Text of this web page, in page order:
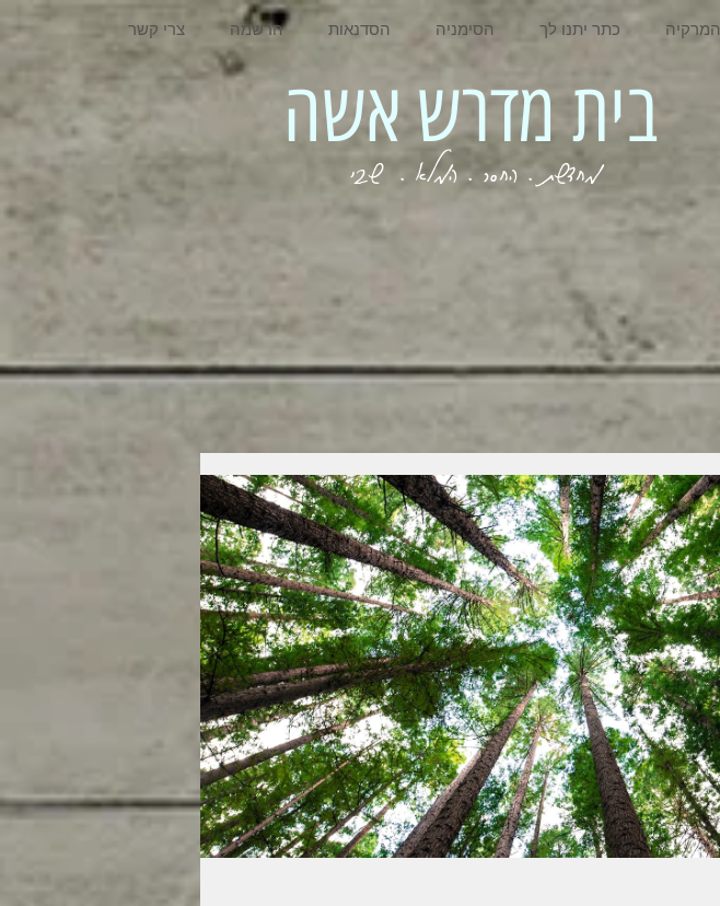
צרי קשר הרשמה הסדנאות הסימניה כתר יתנו לך המרקיה
מחדשת . החסר . המלא . שבי